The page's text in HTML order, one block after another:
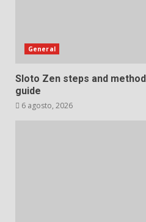
General
Sloto Zen steps and
guide
6 agosto, 2026